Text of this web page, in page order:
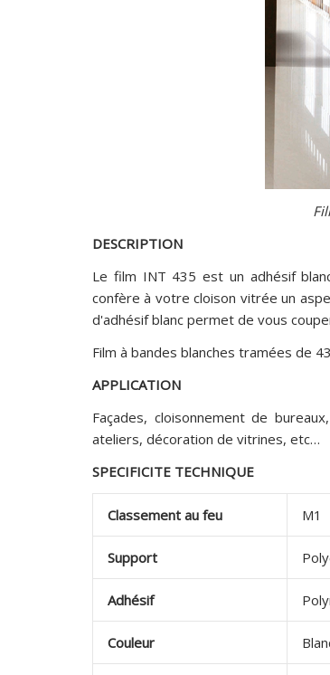
DESCRIPTION
Le film INT 435 est un adhésif
confère à votre cloison vitrée un
d'adhésif blanc permet de vous
Film à bandes blanches tramées de
APPLICATION
Façades, cloisonnement de
ateliers, décoration de vitrines, etc…
SPECIFICITE TECHNIQUE
Classement au feu M1
Support
Adhésif
Couleur